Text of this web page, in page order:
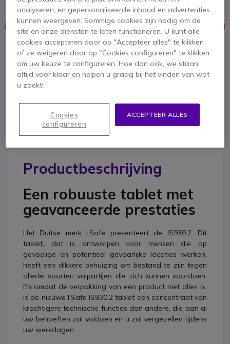
Dit product wordt niet meer geproduceerd.
Om u van dienst te zijn bieden wij vergelijkbare producten aan
Bekijk alternatieven
Productbeschrijving
Een robuuste tablet met
geavanceerde prestaties
Het Duitse merk I.Safe presenteert de IS930.2. Dit
tablet, dat is ontworpen voor mensen die op
gevoelige en potentieel gevaarlijke locaties werken,
heeft een dikkere behuizing om bestand te zijn tegen
allerlei soorten valpartijen die zich kunnen voordoen.
En omdat de verpakking van een product niet alles is,
is de nieuwe I.Safe IS930.2 tablet een concentraat van
krachtigere technische functies dan andere, die aan al
uw behoeften zal voldoen en u zal vergezellen tijdens
uw werkdagen.
analyseren, en gepersonaliseerde inhoud en advertenties
kunnen weergeven. Sommige cookies zijn nodig om de
site en onze diensten te laten functioneren. U kunt alle
cookies accepteren door op "Accepteer alles" te klikken
of ze weigeren door op "Cookies configureren" te klikken
om uw keuze te configureren. Hoe dan ook, we staan
altijd voor klaar en helpen u graag bij het vinden van wat
u zoekt!
ACCEPTEER ALLES
Cookies
configureren